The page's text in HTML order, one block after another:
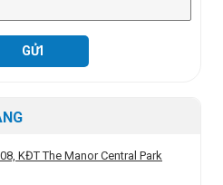
KĐT The Manor Central Park